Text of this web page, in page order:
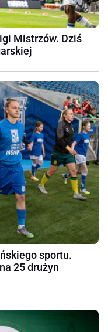
Mistrzów. Dziś
sportu.
25 drużyn